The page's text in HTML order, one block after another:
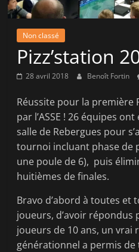
la
victoire
Non classé
Pizz’station
28 avril 2018 Benoît Fortin
Réussite pour la première
par l’ASSE ! 26 équipes
salle de Rebergues pour
tournoi incluant phase de
une poule de 6), puis
huitièmes de finales.
Bravo d’abord à toutes et
joueurs, d’avoir répondus
joueurs de 10 ans, un vrai
générationnel a permis de